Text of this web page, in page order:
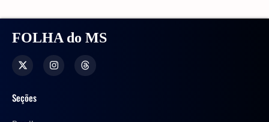
FOLHA do MS
Seções